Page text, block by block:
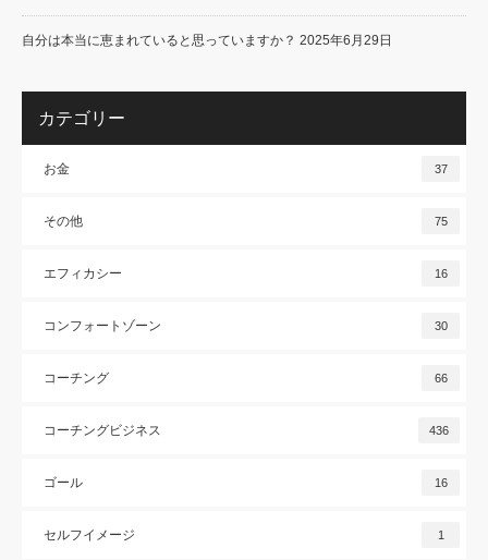
自分は本当に恵まれていると思っていますか？ 2025年6月29日
カテゴリー
お金 37
その他 75
エフィカシー 16
コンフォートゾーン 30
コーチング 66
コーチングビジネス 436
ゴール 16
セルフイメージ 1